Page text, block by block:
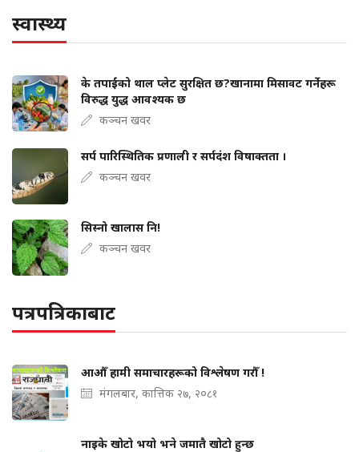
स्वास्थ्य
के तपाईंको थाल प्लेट सुरक्षित छ?खानामा मिसावट गर्नेहरू
विरुद्ध युद्ध आवश्यक छ
कञ्चन खवर
सर्प पारिस्थितिक प्रणाली र सर्पदंश विषाक्तता ।
कञ्चन खवर
सिस्नो खालास नि!
कञ्चन खवर
पत्रपत्रिकाबाट
आऔँ हामी समाचारहरूको विश्लेषण गरौँ !
मंगलबार, कात्तिक २७, २०८१
नाइके खोटो भयो भने जमातै खोटो हुन्छ